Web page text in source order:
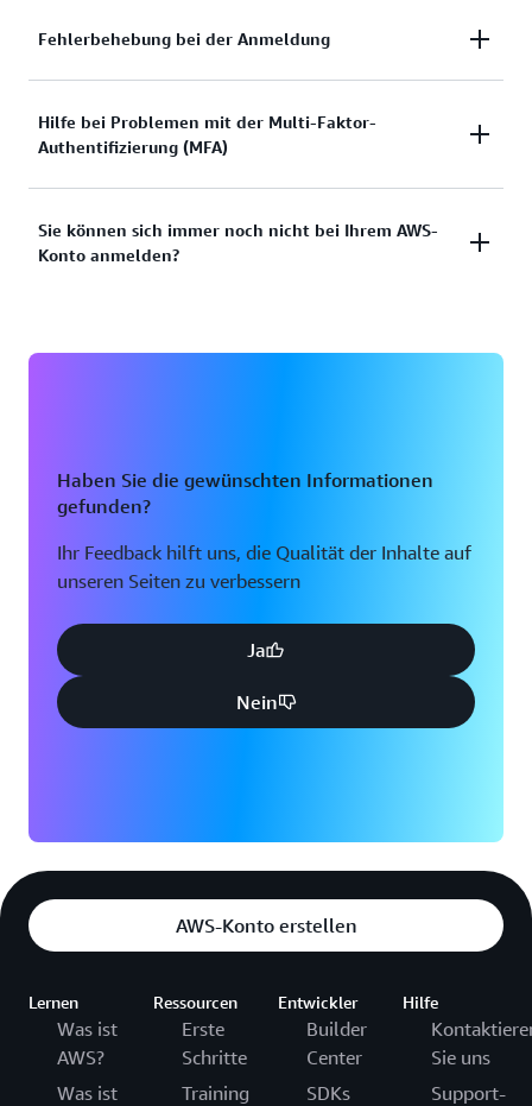
Benötigen Sie Hilfe mit der Anmeldung bei der
Dokumentation anzeigen
Fehlerbehebung bei der Anmeldung
Sie haben versucht, sich anzumelden, aber die
Anmeldeinformationen haben nicht funktioniert?
Root-Benutzerkonto?
Hilfe bei Problemen mit der Multi-Faktor-
Authentifizierung (MFA)
Verlorenes oder unbrauchbares Multi-Faktor-
Authentifizierungs-Gerät (MFA)
Sie können sich immer noch nicht bei Ihrem AWS-
Konto anmelden?
Haben Sie die gewünschten Informationen
gefunden?
Ihr Feedback hilft uns, die Qualität der Inhalte auf
unseren Seiten zu verbessern
Ja
Nein
AWS-Konto erstellen
Lernen
Was ist
AWS?
Was ist
Ressourcen
Erste
Schritte
Training
Entwickler
Builder
Center
SDKs
Hilfe
Sie uns
Support-